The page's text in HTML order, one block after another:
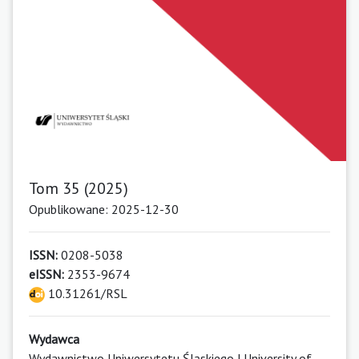
Tom 35 (2025)
Opublikowane: 2025-12-30
ISSN: 0208-5038
eISSN: 2353-9674
10.31261/RSL
Wydawca